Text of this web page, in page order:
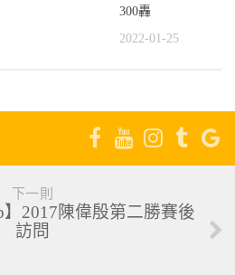
300轟
2022-01-25
下一則
】2017陳偉殷第二勝賽後
訪問